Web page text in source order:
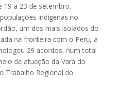
19 a 23 de setembro,
indígenas no
um dos mais isolados do
na fronteira com o Peru, a
29 acordos, num total
da atuação da Vara do
Trabalho Regional do